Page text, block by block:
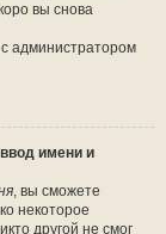
вы снова
администратором
имени и
, вы сможете
некоторое
другой не смог